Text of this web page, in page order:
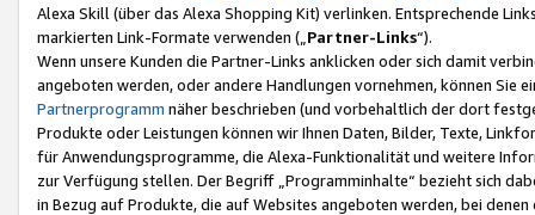
Alexa Skill (über das Alexa Shopping Kit) verlinken. Entsprechende
markierten Link-Formate verwenden („ Partner-Links“).
Wenn unsere Kunden die Partner-Links anklicken oder sich damit
angeboten werden, oder andere Handlungen vornehmen, können Sie
Partnerprogramm näher beschrieben (und vorbehaltlich der dort
Produkte oder Leistungen können wir Ihnen Daten, Bilder, Texte,
für Anwendungsprogramme, die Alexa-Funktionalität und weitere
zur Verfügung stellen. Der Begriff „Programminhalte“ bezieht sich
in Bezug auf Produkte, die auf Websites angeboten werden, bei